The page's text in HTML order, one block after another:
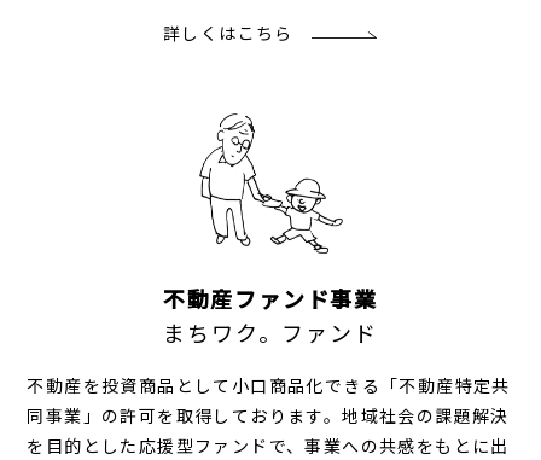
詳しくはこちら
不動産ファンド事業
まちワク。ファンド
不動産を投資商品として小口商品化できる「不動産特定共
同事業」の許可を取得しております。地域社会の課題解決
を目的とした応援型ファンドで、事業への共感をもとに出